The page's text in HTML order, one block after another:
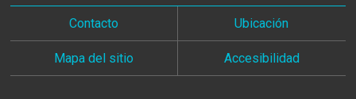
Contacto Ubicación
Mapa del sitio Accesibilidad